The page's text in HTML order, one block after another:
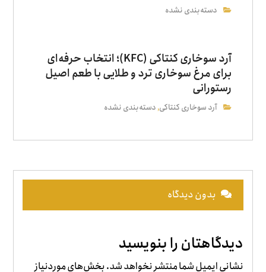
دسته‌بندی نشده
آرد سوخاری کنتاکی (KFC)؛ انتخاب حرفه‌ای
برای مرغ سوخاری ترد و طلایی با طعم اصیل
رستورانی
آرد سوخاری کنتاکی,دسته‌بندی نشده
بدون دیدگاه
دیدگاهتان را بنویسید
نشانی ایمیل شما منتشر نخواهد شد.بخش‌های موردنیاز